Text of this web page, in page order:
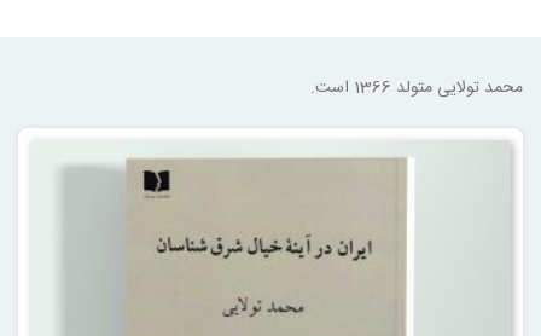
محمد تولایی متولد 1366 است.